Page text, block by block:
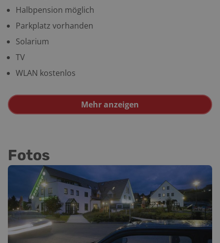
Halbpension möglich
Parkplatz vorhanden
Solarium
TV
WLAN kostenlos
Mehr anzeigen
Fotos